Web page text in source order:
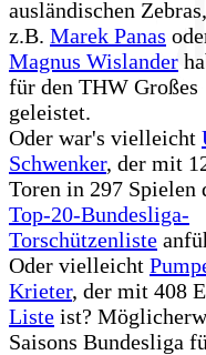
ausländischen
z.B. Marek Panas
Magnus Wislander
für den THW Großes
geleistet.
Oder war's vielleicht
Schwenker, der mit
Toren in 297 Spielen
Top-20-Bundesliga-
Torschützenliste
Oder vielleicht
Krieter, der mit 408
Liste ist?
Saisons Bundesliga